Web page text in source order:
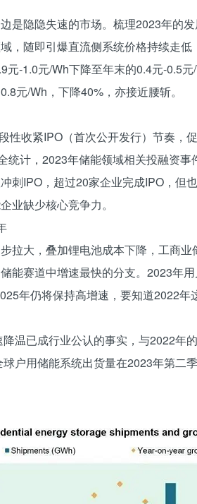
是隐隐失速的市场。梳理2023年的
，随即引爆直流侧系统价格持续走低
元-1.0元/Wh下降至年末的0.4元-0.5
元/Wh，下降40%，亦接近腰斩。
性收紧IPO（首次公开发行）节奏，
统计，2023年储能领域相关投融资
刺IPO，超过20家企业完成IPO，但
业缺少核心竞争力。
拉大，叠加锂电池成本下降，工商
能赛道中增速最快的分支。2023年
年仍将保持高增速，要知道2022年
温已成行业公认的事实，与2022年
户用储能系统出货量在2023年第二